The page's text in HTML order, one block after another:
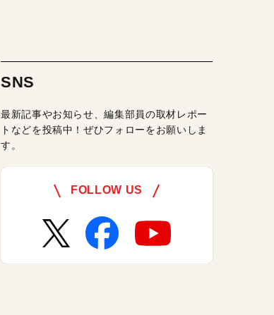
SNS
最新記事やお知らせ、編集部員の取材レポー
トなどを投稿中！ぜひフォローをお願いしま
す。
FOLLOW US